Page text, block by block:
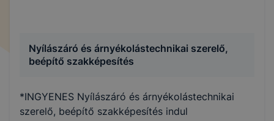
Nyílászáró és árnyékolástechnikai szerelő,
beépítő szakképesítés
*INGYENES Nyílászáró és árnyékolástechnikai
szerelő, beépítő szakképesítés indul